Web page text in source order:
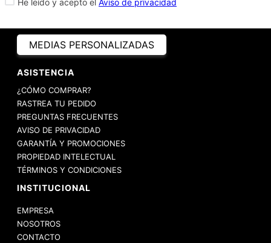
He leído y acepto el Aviso de privacidad
MEDIAS PERSONALIZADAS
ASISTENCIA
¿CÓMO COMPRAR?
RASTREA TU PEDIDO
PREGUNTAS FRECUENTES
AVISO DE PRIVACIDAD
GARANTÍA Y PROMOCIONES
PROPIEDAD INTELECTUAL
TÉRMINOS Y CONDICIONES
INSTITUCIONAL
EMPRESA
NOSOTROS
CONTACTO